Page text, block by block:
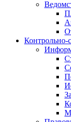
Контрольно-